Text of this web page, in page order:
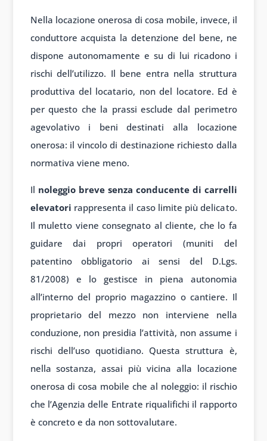
Nella locazione onerosa di cosa mobile, invece, il
conduttore acquista la detenzione del bene, ne
dispone autonomamente e su di lui ricadono i
rischi dell’utilizzo. Il bene entra nella struttura
produttiva del locatario, non del locatore. Ed è
per questo che la prassi esclude dal perimetro
agevolativo i beni destinati alla locazione
onerosa: il vincolo di destinazione richiesto dalla
normativa viene meno.
Il noleggio breve senza conducente di carrelli
elevatori rappresenta il caso limite più delicato.
Il muletto viene consegnato al cliente, che lo fa
guidare dai propri operatori (muniti del
patentino obbligatorio ai sensi del D.Lgs.
81/2008) e lo gestisce in piena autonomia
all’interno del proprio magazzino o cantiere. Il
proprietario del mezzo non interviene nella
conduzione, non presidia l’attività, non assume i
rischi dell’uso quotidiano. Questa struttura è,
nella sostanza, assai più vicina alla locazione
onerosa di cosa mobile che al noleggio: il rischio
che l’Agenzia delle Entrate riqualifichi il rapporto
è concreto e da non sottovalutare.